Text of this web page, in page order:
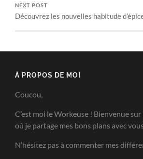
NEXT POST
Découvrez les nouvelles habitude
À PROPOS DE MOI
Coucou,
C’est moi le Workeuse ! Bienvenue
où je partage mes bons plans avec
N’hésitez pas à commenter mes